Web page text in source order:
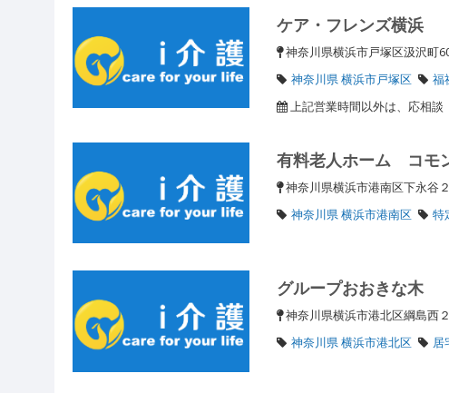
ケア・フレンズ横浜
神奈川県横浜市戸塚区汲沢町
神奈川県 横浜市戸塚区
福
上記営業時間以外は、応相談
有料老人ホーム コモ
神奈川県横浜市港南区下永谷
神奈川県 横浜市港南区
特
グループおおきな木
神奈川県横浜市港北区綱島西
神奈川県 横浜市港北区
居